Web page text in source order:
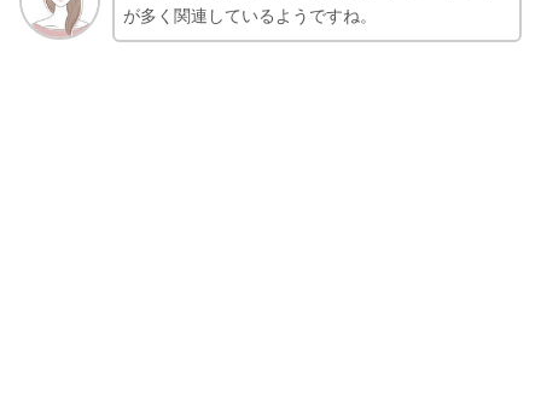
が多く関連しているようですね。